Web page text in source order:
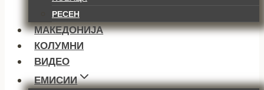
РЕСЕН
МАКЕДОНИЈА
КОЛУМНИ
ВИДЕО
ЕМИСИИ